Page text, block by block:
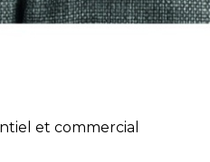
et commercial